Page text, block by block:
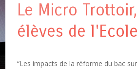
Le Micro
élèves de
“Les impacts de la réforme du bac